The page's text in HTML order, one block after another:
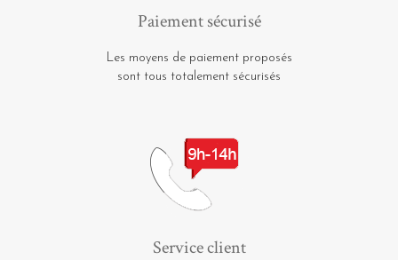
Paiement sécurisé
Les moyens de paiement proposés
sont tous totalement sécurisés
Service client